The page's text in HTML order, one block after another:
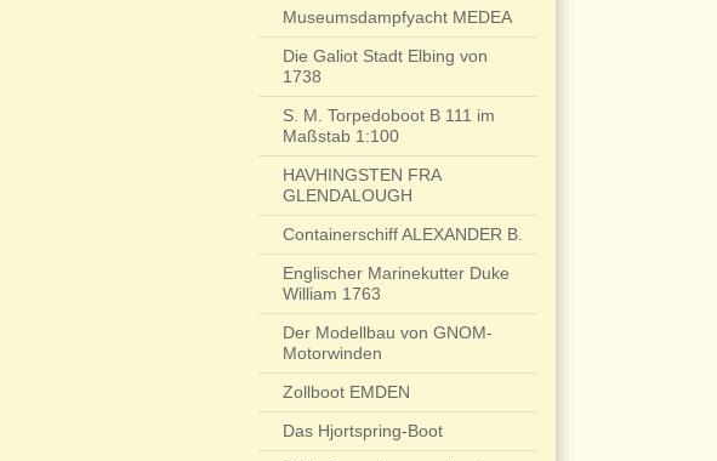
Museumsdampfyacht MEDEA
Die Galiot Stadt Elbing von
1738
S. M. Torpedoboot B 111 im
Maßstab 1:100
HAVHINGSTEN FRA
GLENDALOUGH
Containerschiff ALEXANDER B.
Englischer Marinekutter Duke
William 1763
Der Modellbau von GNOM-
Motorwinden
Zollboot EMDEN
Das Hjortspring-Boot